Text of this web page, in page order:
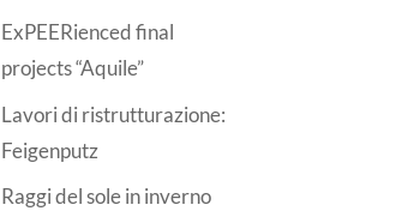
ExPEERienced final
projects “Aquile”
Lavori di ristrutturazione:
Feigenputz
Raggi del sole in inverno